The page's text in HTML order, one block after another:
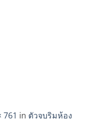
761 in ตัวจบริมห้อง